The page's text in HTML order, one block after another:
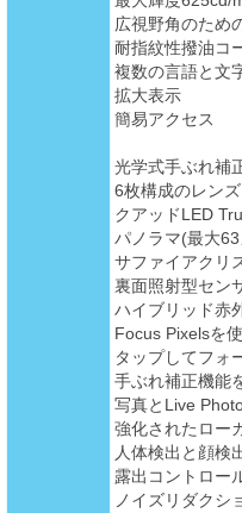
広視野角のため
耐指紋性撥油コ
複数の言語と文
拡大表示
簡易アクセス
光学式手ぶれ補
6枚構成のレンズ
クアッドLED
パノラマ(最大
サファイアクリ
裏面照射型セン
ハイブリッド赤
Focus Pixelsを
タップしてフォ
手ぶれ補正機能
写真とLive
強化されたロー
人体検出と顔検
露出コントロー
ノイズリダクシ